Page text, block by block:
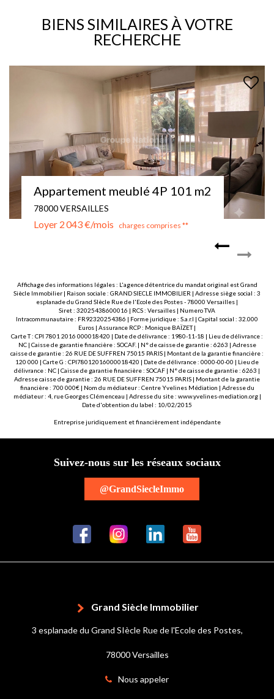
BIENS SIMILAIRES À VOTRE
RECHERCHE
STUDIO MEUBLE - VERSAILLES - MONTREUIL
78000 VERSAILLES
Loyer 780 €/mois charges comprises **
Affichage des informations légales : L'agence détentrice du mandat original est Grand
Siècle Immobilier | Raison sociale : GRAND SIECLE IMMOBILIER | Adresse siège social : 3
esplanade du Grand SIècle Rue de l'Ecole des Postes - 78000 Versailles |
Siret : 32025438600016 | RCS : Versailles | Numero TVA
Intracommunautaire : FR92320254386 | Forme juridique : S.a.r.l | Capital social : 32.000
Euros | Assurance RCP : Monique BAÏZET |
Carte T : CPI 7801 2016 000018420 | Date de délivrance : 1980-11-18 | Lieu de délivrance :
NC | Caisse de garantie financière : SOCAF. | N° de caisse de garantie : 6263 | Adresse
caisse de garantie : 26 RUE DE SUFFREN 75015 PARIS | Montant de la garantie financière :
120 000 | Carte G : CPI78012016000018420 | Date de délivrance : 0000-00-00 | Lieu de
délivrance : NC | Caisse de garantie financière : SOCAF | N° de caisse de garantie : 6263 |
Adresse caisse de garantie : 26 RUE DE SUFFREN 75015 PARIS | Montant de la garantie
financière : 700 000€ | Nom du médiateur : Centre Yvelines Médiation | Adresse du
médiateur : 4, rue Georges Clémenceau | Adresse du site : www.yvelines-mediation.org|
Date d'obtention du label : 10/02/2015
Entreprise juridiquement et financièrement indépendante
Suivez-nous sur les réseaux sociaux
@GrandSiecleImmo
Grand Siècle Immobilier
3 esplanade du Grand SIècle Rue de l'Ecole des Postes,
78000 Versailles
Nous appeler